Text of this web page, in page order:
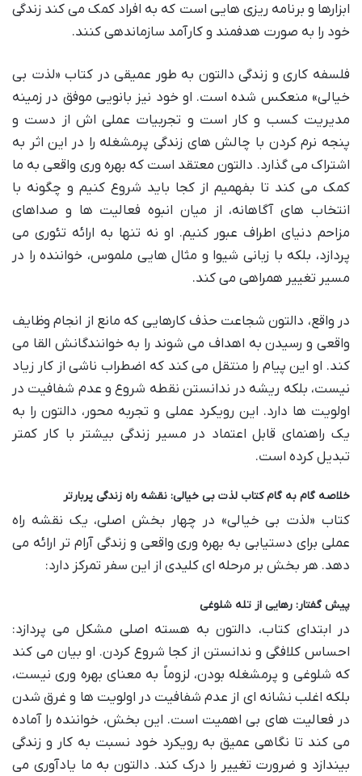
ابزارها و برنامه ریزی هایی است که به افراد کمک می کند زندگی
خود را به صورت هدفمند و کارآمد سازماندهی کنند.
فلسفه کاری و زندگی دالتون به طور عمیقی در کتاب «لذت بی
خیالی» منعکس شده است. او خود نیز بانویی موفق در زمینه
مدیریت کسب و کار است و تجربیات عملی اش از دست و
پنجه نرم کردن با چالش های زندگی پرمشغله را در این اثر به
اشتراک می گذارد. دالتون معتقد است که بهره وری واقعی به ما
کمک می کند تا بفهمیم از کجا باید شروع کنیم و چگونه با
انتخاب های آگاهانه، از میان انبوه فعالیت ها و صداهای
مزاحم دنیای اطراف عبور کنیم. او نه تنها به ارائه تئوری می
پردازد، بلکه با زبانی شیوا و مثال هایی ملموس، خواننده را در
مسیر تغییر همراهی می کند.
در واقع، دالتون شجاعت حذف کارهایی که مانع از انجام وظایف
واقعی و رسیدن به اهداف می شوند را به خوانندگانش القا می
کند. او این پیام را منتقل می کند که اضطراب ناشی از کار زیاد
نیست، بلکه ریشه در ندانستن نقطه شروع و عدم شفافیت در
اولویت ها دارد. این رویکرد عملی و تجربه محور، دالتون را به
یک راهنمای قابل اعتماد در مسیر زندگی بیشتر با کار کمتر
تبدیل کرده است.
خلاصه گام به گام کتاب لذت بی خیالی: نقشه راه زندگی پربارتر
کتاب «لذت بی خیالی» در چهار بخش اصلی، یک نقشه راه
عملی برای دستیابی به بهره وری واقعی و زندگی آرام تر ارائه می
دهد. هر بخش بر مرحله ای کلیدی از این سفر تمرکز دارد:
پیش گفتار: رهایی از تله شلوغی
در ابتدای کتاب، دالتون به هسته اصلی مشکل می پردازد:
احساس کلافگی و ندانستن از کجا شروع کردن. او بیان می کند
که شلوغی و پرمشغله بودن، لزوماً به معنای بهره وری نیست،
بلکه اغلب نشانه ای از عدم شفافیت در اولویت ها و غرق شدن
در فعالیت های بی اهمیت است. این بخش، خواننده را آماده
می کند تا نگاهی عمیق به رویکرد خود نسبت به کار و زندگی
بیندازد و ضرورت تغییر را درک کند. دالتون به ما یادآوری می